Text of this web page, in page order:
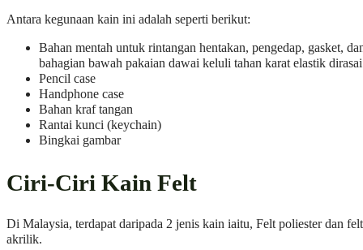
Antara kegunaan kain ini adalah seperti berikut:
Bahan mentah untuk rintangan hentakan, pengedap, gasket,
bahagian bawah pakaian dawai keluli tahan karat elastik
Pencil case
Handphone case
Bahan kraf tangan
Rantai kunci (keychain)
Bingkai gambar
Ciri-Ciri Kain Felt
Di Malaysia, terdapat daripada 2 jenis kain iaitu, Felt poliester dan felt
akrilik.